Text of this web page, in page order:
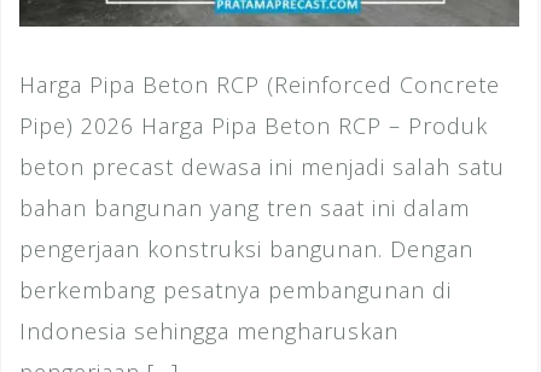
Harga Pipa Beton RCP (Reinforced Concrete
Pipe) 2026 Harga Pipa Beton RCP – Produk
beton precast dewasa ini menjadi salah satu
bahan bangunan yang tren saat ini dalam
pengerjaan konstruksi bangunan. Dengan
berkembang pesatnya pembangunan di
Indonesia sehingga mengharuskan